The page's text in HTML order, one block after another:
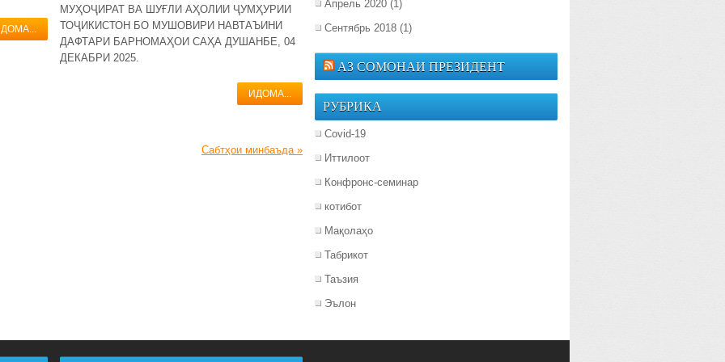
МУҲОҶИРАТ ВА ШУҒЛИ АҲОЛИИ ҶУМҲУРИИ
ТОҶИКИСТОН БО МУШОВИРИ НАВТАЪИНИ
ДАФТАРИ БАРНОМАҲОИ САҲА ДУШАНБЕ, 04
ДЕКАБРИ 2025.
ИДОМА...
Сабтҳои минбаъда »
Апрель 2020 (1)
Сентябрь 2018 (1)
АЗ СОМОНАИ ПРЕЗИДЕНТ
РУБРИКА
Covid-19
Иттилоот
Конфронс-семинар
котибот
Мақолаҳо
Табрикот
Таъзия
Эълон